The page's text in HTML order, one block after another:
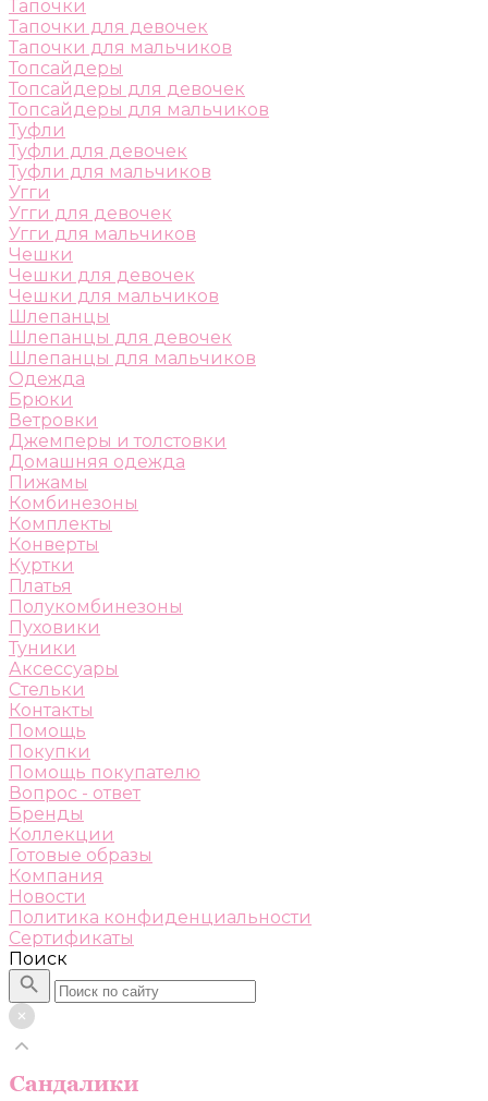
Тапочки
Тапочки для девочек
Тапочки для мальчиков
Топсайдеры
Топсайдеры для девочек
Топсайдеры для мальчиков
Туфли
Туфли для девочек
Туфли для мальчиков
Угги
Угги для девочек
Угги для мальчиков
Чешки
Чешки для девочек
Чешки для мальчиков
Шлепанцы
Шлепанцы для девочек
Шлепанцы для мальчиков
Одежда
Брюки
Ветровки
Джемперы и толстовки
Домашняя одежда
Пижамы
Комбинезоны
Комплекты
Конверты
Куртки
Платья
Полукомбинезоны
Пуховики
Туники
Аксессуары
Стельки
Контакты
Помощь
Покупки
Помощь покупателю
Вопрос - ответ
Бренды
Коллекции
Готовые образы
Компания
Новости
Политика конфиденциальности
Сертификаты
Поиск